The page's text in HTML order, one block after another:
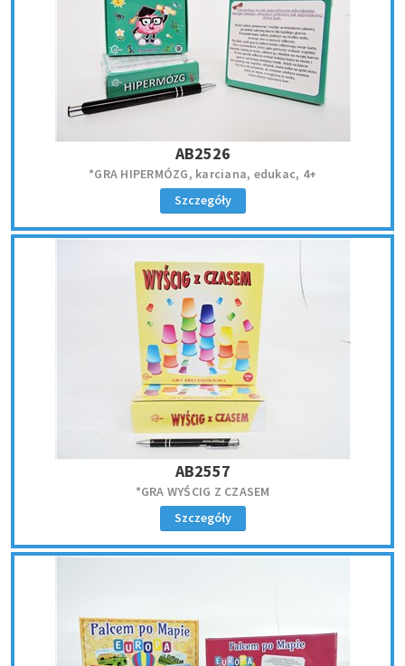
AB2526
*GRA HIPERMÓZG, karciana, edukac, 4+
Szczegóły
AB2557
*GRA WYŚCIG Z CZASEM
Szczegóły